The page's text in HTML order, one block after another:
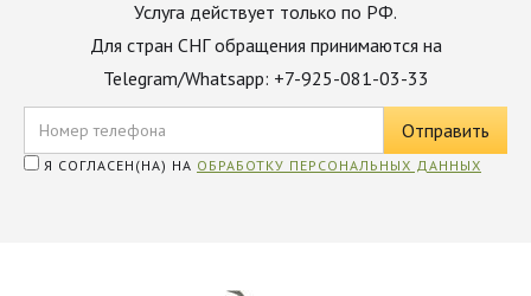
Услуга действует только по РФ.
Для стран СНГ обращения принимаются на
Telegram/Whatsapp: +7-925-081-03-33
Я СОГЛАСЕН(НА) НА ОБРАБОТКУ ПЕРСОНАЛЬНЫХ ДАННЫХ